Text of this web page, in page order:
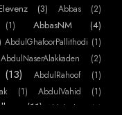
(3) Abbas (2)
(1) AbbasNM (4)
AbdulGhafoorPallithodi (1)
AbdulNaserAlakkaden (2)
(13) AbdulRahoof (1)
(1) AbdulVahid (1)
(11) AbhilashKP (1)